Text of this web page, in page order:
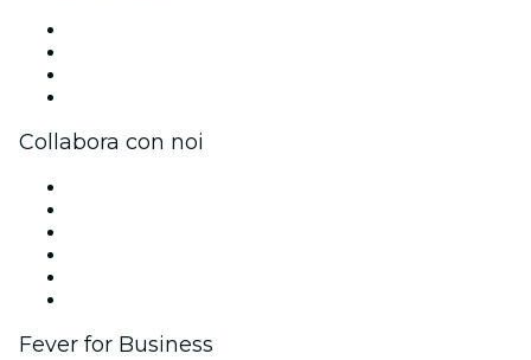
Collabora con noi
Fever for Business